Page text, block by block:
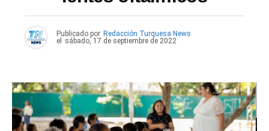
Publicado por Redacción Turquesa News
el
sábado, 17 de septiembre de 2022